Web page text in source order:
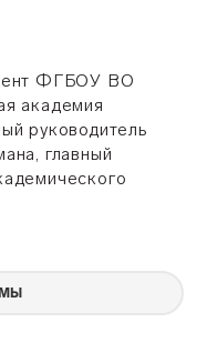
ФГБОУ ВО
академия
руководитель
главный